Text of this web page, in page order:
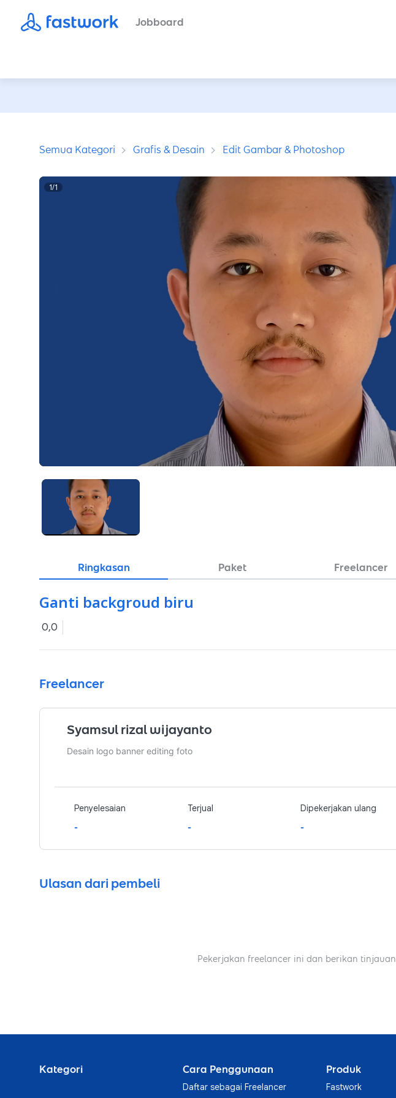
Jobboard
Semua Kategori Grafis & Desain Edit Gambar & Photoshop
1/1
Ringkasan Paket Freelancer
Ganti backgroud biru
0,0
Freelancer
Syamsul rizal wijayanto
Desain logo banner editing foto
Penyelesaian
-
Terjual
-
Dipekerjakan ulang
-
Ulasan dari pembeli
Pekerjakan freelancer ini dan berikan tinjauan
Kategori Cara Penggunaan
Daftar sebagai Freelancer
Produk
Fastwork